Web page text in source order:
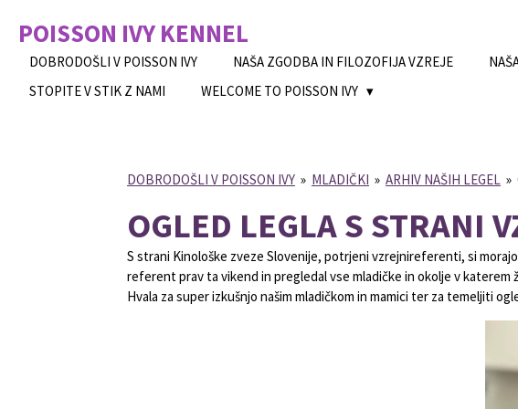
main
POISSON IVYKENNEL
DOBRODOŠLI V POISSON IVY NAŠA ZGODBA IN FILOZOFIJA VZREJE
STOPITE V STIK Z NAMI
WELCOME TO POISSON IVY
DOBRODOŠLI V POISSON IVY » MLADIČKI » ARHIV NAŠIH LEGEL »
OGLED LEGLA S STRANI
S strani Kinološke zveze Slovenije, potrjeni vzrejnireferenti, si
referent prav ta vikend in pregledal vse mladičke in okolje v katerem
Hvala za super izkušnjo našim mladičkom in mamici ter za temeljiti